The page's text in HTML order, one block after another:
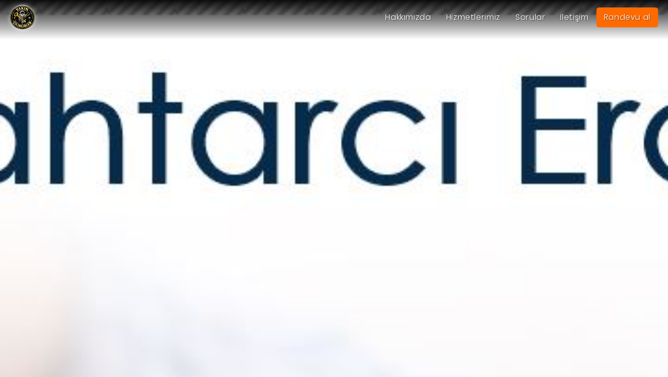
Hakkımızda Hizmetlerimiz Sorular İletişim Randevu al